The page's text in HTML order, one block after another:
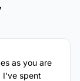
as you are
I've spent